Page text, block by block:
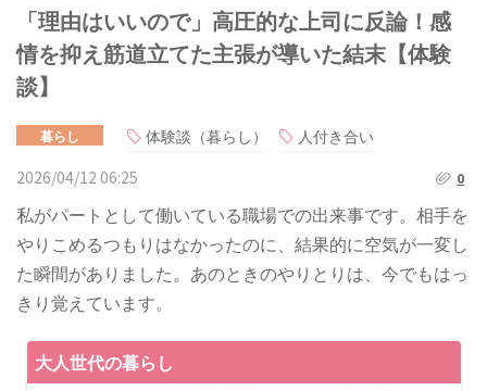
「理由はいいので」高圧的な上司に反論！感
情を抑え筋道立てた主張が導いた結末【体験
談】
暮らし 体験談（暮らし）
人付き合い
2026/04/12 06:25
0
私がパートとして働いている職場での出来事です。相手を
やりこめるつもりはなかったのに、結果的に空気が一変し
た瞬間がありました。あのときのやりとりは、今でもはっ
きり覚えています。
大人世代の暮らし